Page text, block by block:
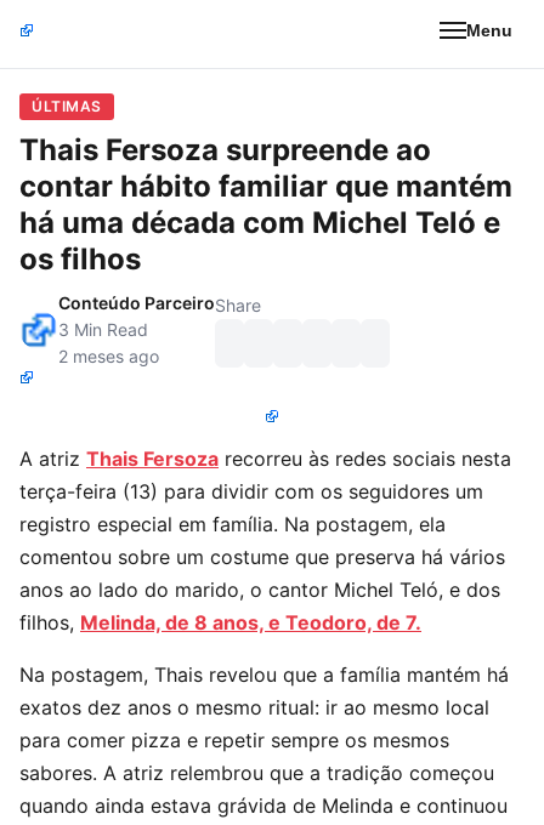
Menu
ÚLTIMAS
Thais Fersoza surpreende ao
contar hábito familiar que mantém
há uma década com Michel Teló e
os filhos
Conteúdo Parceiro
3 Min Read
2 meses ago
Share
A atriz Thais Fersoza recorreu às redes sociais nesta
terça-feira (13) para dividir com os seguidores um
registro especial em família. Na postagem, ela
comentou sobre um costume que preserva há vários
anos ao lado do marido, o cantor Michel Teló, e dos
filhos, Melinda, de 8 anos, e Teodoro, de 7.
Na postagem, Thais revelou que a família mantém há
exatos dez anos o mesmo ritual: ir ao mesmo local
para comer pizza e repetir sempre os mesmos
sabores. A atriz relembrou que a tradição começou
quando ainda estava grávida de Melinda e continuou